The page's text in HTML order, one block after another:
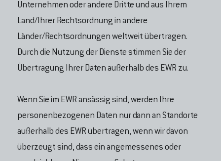
Unternehmen oder andere Dritte und aus Ihrem
Land/Ihrer Rechtsordnung in andere
Länder/Rechtsordnungen weltweit übertragen.
Durch die Nutzung der Dienste stimmen Sie der
Übertragung Ihrer Daten außerhalb des EWR zu.
Wenn Sie im EWR ansässig sind, werden Ihre
personenbezogenen Daten nur dann an Standorte
außerhalb des EWR übertragen, wenn wir davon
überzeugt sind, dass ein angemessenes oder